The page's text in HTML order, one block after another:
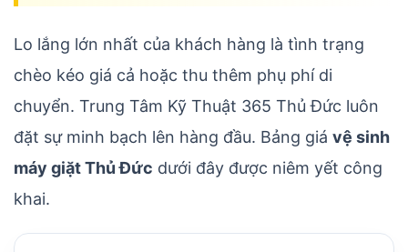
Lo lắng lớn nhất của khách hàng là tình trạng
chèo kéo giá cả hoặc thu thêm phụ phí di
chuyển. Trung Tâm Kỹ Thuật 365 Thủ Đức luôn
đặt sự minh bạch lên hàng đầu. Bảng giá vệ sinh
máy giặt Thủ Đức dưới đây được niêm yết công
khai.